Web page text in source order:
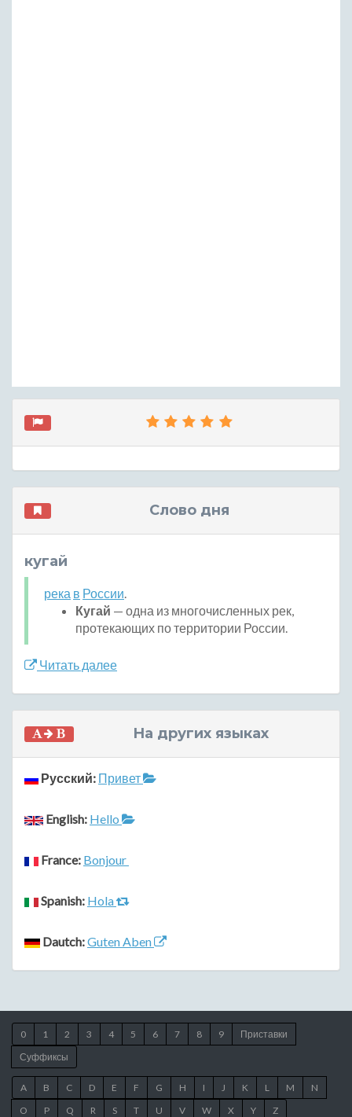
Слово дня
кугай
река в России.
Кугай — одна из многочисленных рек,
протекающих по территории России.
Читать далее
На других языках
Русский: Привет
English: Hello
France: Bonjour
Spanish: Hola
Dautch:Guten Aben
0 1 2 3 4 5 6 7 8 9
Приставки
Суффиксы
A B C D E F G H I J K L M
N
O
P Q R S T U V W X Y Z